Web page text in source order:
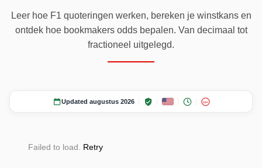
Leer hoe F1 quoteringen werken, bereken je winstkans en
ontdek hoe bookmakers odds bepalen. Van decimaal tot
fractioneel uitgelegd.
Updated augustus 2026 18+
Failed to load. Retry